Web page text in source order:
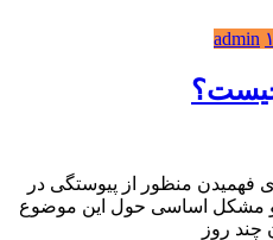
admin
منظور از پیوستگی در
دو مشکل اساسی حول این موضوع